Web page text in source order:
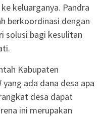
keluarganya. Pandra
berkoordinasi dengan
solusi bagi kesulitan
Kabupaten
ada dana desa apa
desa dapat
ini merupakan